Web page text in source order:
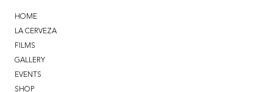
HOME
LA CERVEZA
FILMS
GALLERY
EVENTS
SHOP